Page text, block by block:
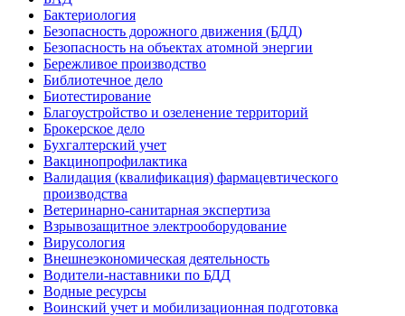
Бактериология
Безопасность дорожного движения (БДД)
Безопасность на объектах атомной энергии
Бережливое производство
Библиотечное дело
Биотестирование
Благоустройство и озеленение территорий
Брокерское дело
Бухгалтерский учет
Вакцинопрофилактика
Валидация (квалификация) фармацевтического
производства
Ветеринарно-санитарная экспертиза
Взрывозащитное электрооборудование
Вирусология
Внешнеэкономическая деятельность
Водители-наставники по БДД
Водные ресурсы
Воинский учет и мобилизационная подготовка